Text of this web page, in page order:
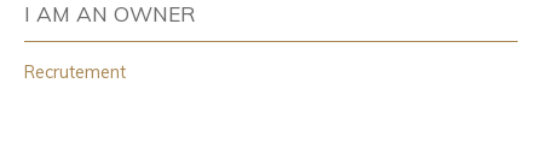
bordure (eau, électricité, assainissement).
Situé en zone Ub du PLU, le secteur autorise des
I AM AN OWNER
Recrutement